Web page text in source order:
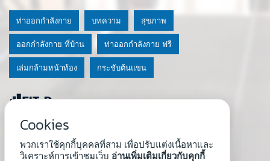
© 2020 Fit-D.com & Fit-D Finess
About Us | นโยบายความเป็นส่วนตัว|เงื่อนไขการใช้เว็บ
ท่าออกกำลังกาย บทความ สุขภาพ
ออกกำลังกาย ที่บ้าน ท่าออกกำลังกาย ฟรี
เล่มกล้ามหน้าท้อง กระชับต้นแขน
Cookies
พวกเราใช้คุกกี้บุคคลที่สาม เพื่อปรับแต่งเนื้อหาและ
วิเคราะห์การเข้าชมเว็บ อ่านเพิ่มเติมเกี่ยวกับคุกกี้